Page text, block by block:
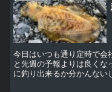
今日はいつも通り定時で会
と先週の予報よりは良く
に釣り出来るか分かんない